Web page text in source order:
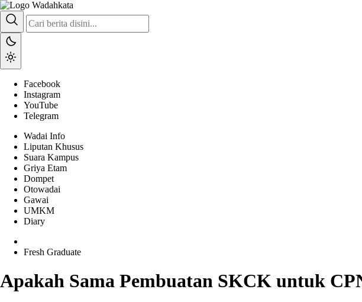
Wadai
Gaya Etam Bersuara
Facebook
Instagram
YouTube
Telegram
Wadai Info
Liputan Khusus
Suara Kampus
Griya Etam
Dompet
Otowadai
Gawai
UMKM
Diary
Fresh Graduate
Apakah Sama Pembuatan SKCK untuk